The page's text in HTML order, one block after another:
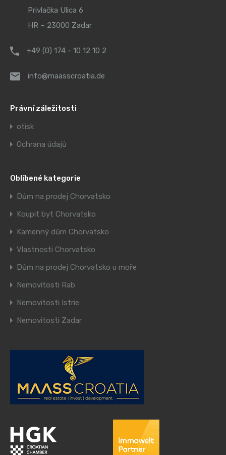
Privlačka Ulica 6
HR – 23000 Zadar
+49 (0) 174 - 10 12 10 2
info@maasscroatia.de
Právní záležitosti
otisk
Ochrana údajů
Oblíbené kategorie
Dům na prodej Chorvatsko
Koupit byt Chorvatsko
Kamenný dům Chorvatsko
Vlastnosti Chorvatsko
Dům na prodej Chorvatsko u moře
Nemovitosti Rab
Nemovitosti Istrie
Nemovitosti Zadar